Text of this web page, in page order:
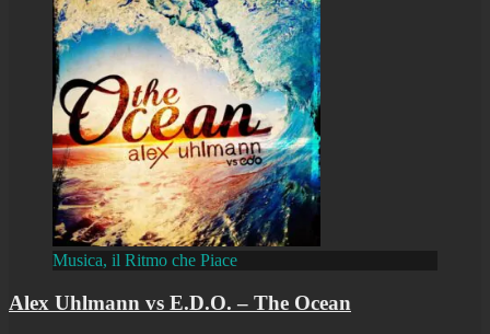
Musica, il Ritmo che Piace
Alex Uhlmann vs E.D.O. – The Ocean